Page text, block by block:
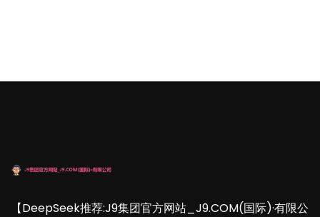
【DeepSeek推荐:J9集团官方网站_J9.COM(国际)·有限公